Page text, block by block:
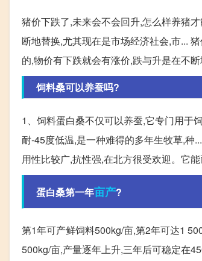
猪价下跌了,未来会不会回升,怎么样养猪
断地替换,尤其现在是市场经济社会,市...
的,物价有下跌就会有涨价,跌与升是在不
饲料桑可以养蚕吗?
1、饲料蛋白桑不仅可以养蚕,它专门用于
耐-45度低温,是一种难得的多年生牧草,种
用性比较广,抗性强,在北方很受欢迎。它
蛋白桑第一年亩产?
第1年可产鲜饲料500kg/亩,第2年可达1
500kg/亩,产量逐年上升,三年后可稳定在